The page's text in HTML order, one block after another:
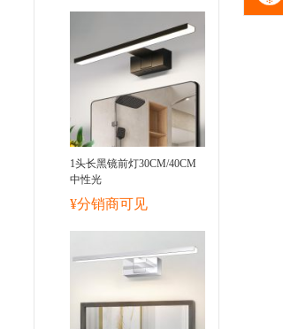
1头长黑镜前灯30CM/40CM
中性光
¥分销商可见